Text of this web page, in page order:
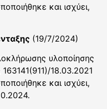
και ισχύει,
(19/7/2024)
υλοποίησης
18.03.2021
και ισχύει,